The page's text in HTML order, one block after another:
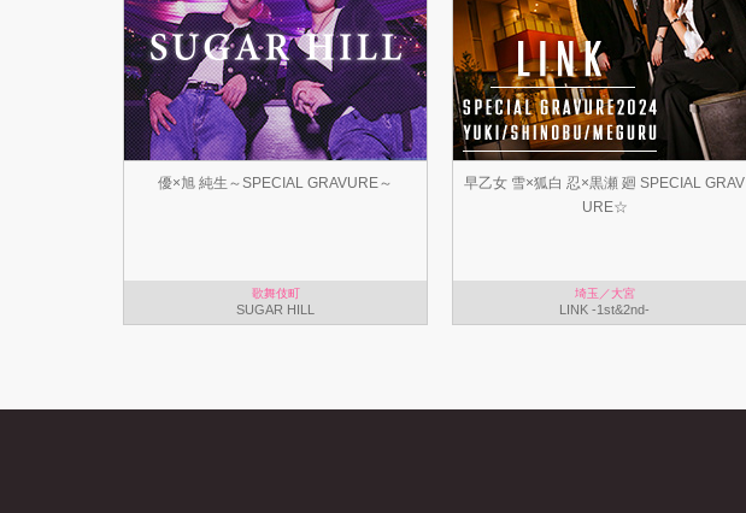
優×旭 純生～SPECIAL GRAVURE～
歌舞伎町
SUGAR HILL
早乙女 雪×狐白 忍×黒瀬 廻 SPECIAL GRAV
URE☆
埼玉／大宮
LINK -1st&2nd-